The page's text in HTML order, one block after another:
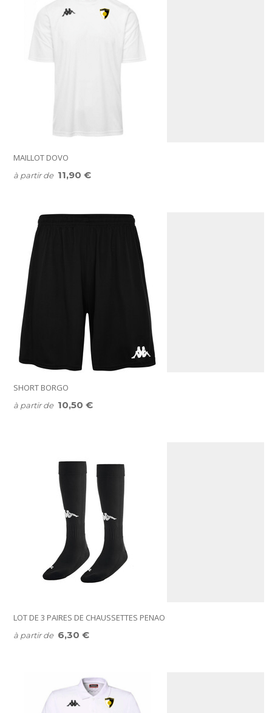
MAILLOT DOVO
à partir de 11,90 €
SHORT BORGO
à partir de 10,50 €
LOT DE 3 PAIRES DE CHAUSSETTES PENAO
à partir de 6,30 €